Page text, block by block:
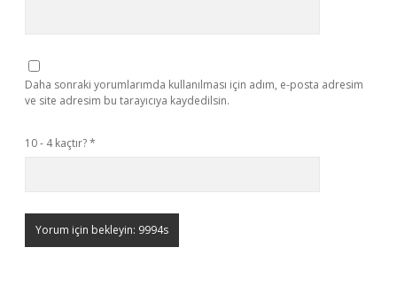
Daha sonraki yorumlarımda kullanılması için adım, e-posta adresim
ve site adresim bu tarayıcıya kaydedilsin.
10 - 4 kaçtır?*